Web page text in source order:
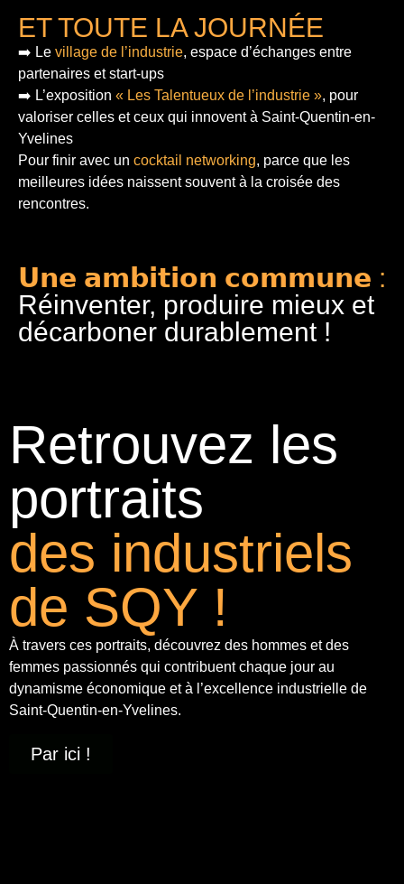
ET TOUTE LA JOURNÉE
➡️ Le village de l’industrie, espace d’échanges entre
partenaires et start-ups
➡️ L’exposition « Les Talentueux de l’industrie », pour
valoriser celles et ceux qui innovent à Saint-Quentin-en-
Yvelines
Pour finir avec un cocktail networking, parce que les
meilleures idées naissent souvent à la croisée des
rencontres.
𝗨𝗻𝗲 𝗮𝗺𝗯𝗶𝘁𝗶𝗼𝗻 𝗰𝗼𝗺𝗺𝘂𝗻𝗲 :
Réinventer, produire mieux et
décarboner durablement !
Retrouvez les
portraits
des industriels
de SQY !
À travers ces portraits, découvrez des hommes et des
femmes passionnés qui contribuent chaque jour au
dynamisme économique et à l’excellence industrielle de
Saint-Quentin-en-Yvelines.
Par ici !